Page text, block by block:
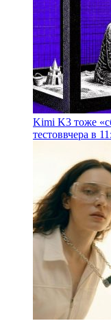
Kimi K3 тоже
тестоввчера в